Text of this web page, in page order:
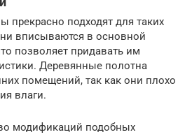
прекрасно подходят для таких
вписываются в основной
позволяет придавать им
Деревянные полотна
помещений, так как они плохо
влаги.
модификаций подобных